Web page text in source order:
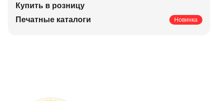
Купить в розницу
Печатные каталоги
Новинка